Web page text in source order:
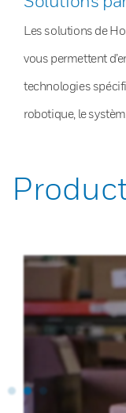
Les solutions de
vous permettent
technologies
robotique, le